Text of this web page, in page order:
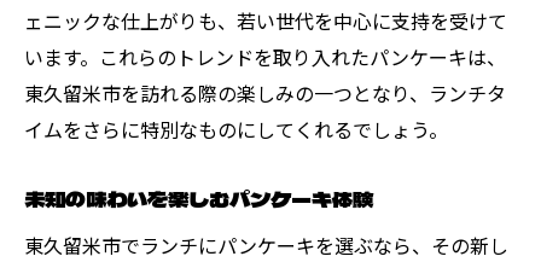
ェニックな仕上がりも、若い世代を中心に支持を受けて
います。これらのトレンドを取り入れたパンケーキは、
東久留米市を訪れる際の楽しみの一つとなり、ランチタ
イムをさらに特別なものにしてくれるでしょう。
未知の味わいを楽しむパンケーキ体験
東久留米市でランチにパンケーキを選ぶなら、その新し